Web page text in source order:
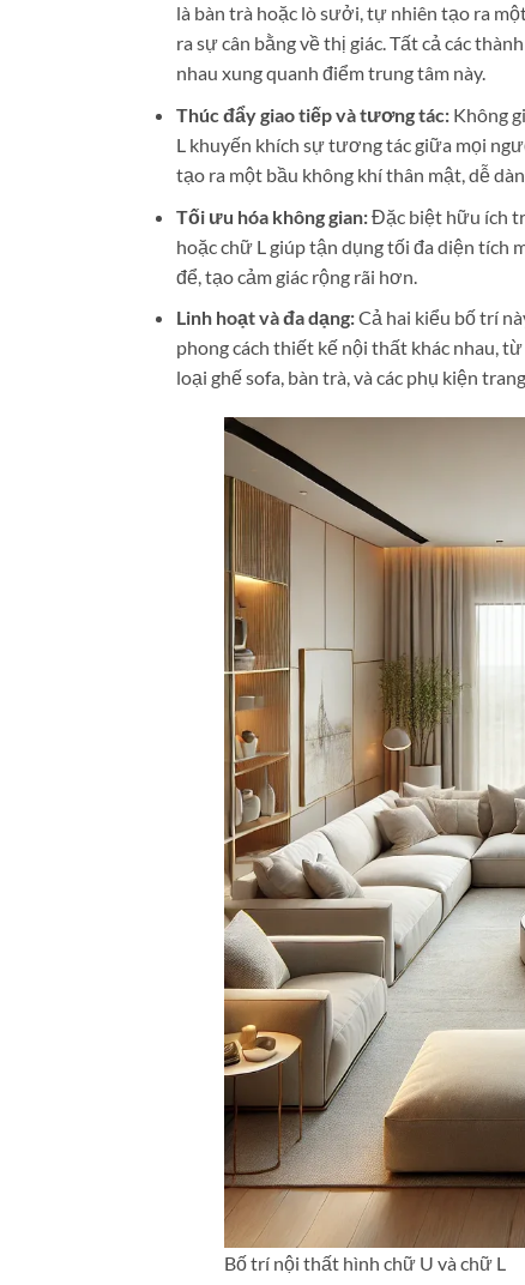
là bàn trà hoặc lò sưởi, tự nhiên tạo ra
ra sự cân bằng về thị giác. Tất cả các
nhau xung quanh điểm trung tâm này.
Thúc đẩy giao tiếp và tương tác: Không
L khuyến khích sự tương tác giữa mọi
tạo ra một bầu không khí thân mật, dễ
Tối ưu hóa không gian:Đặc biệt hữu ích
hoặc chữ L giúp tận dụng tối đa diện tích
để, tạo cảm giác rộng rãi hơn.
Linh hoạt và đa dạng:Cả hai kiểu bố trí
phong cách thiết kế nội thất khác nhau,
loại ghế sofa, bàn trà, và các phụ kiện
Bố trí nội thất hình chữ U và chữ L